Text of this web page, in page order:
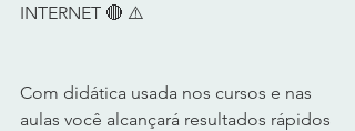
INTERNET 🔴 ⚠️
Com didática usada nos cursos e nas
aulas você alcançará resultados rápidos